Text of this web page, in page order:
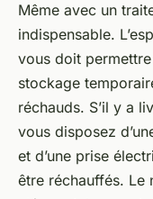
Même avec un
indispensable.
vous doit
stockage
réchauds. S’il y a
vous disposez
et d’une prise
être réchauffés. Le